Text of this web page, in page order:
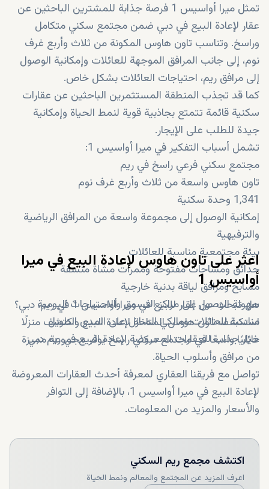
تمثل ميرا أواسيس 1 فرصة جذابة للمشترين الباحثين عن
عقار لإعادة البيع في دبي ضمن مجتمع سكني متكامل
وراسخ. وتناسب تاون هاوس المكونة من ثلاث وأربع غرف
نوم، إلى جانب المرافق الموجهة للعائلات وإمكانية الوصول
إلى مرافق ريم، احتياجات العائلات بشكل خاص.
كما قد تجذب المنطقة المستثمرين الباحثين عن عقارات
سكنية قائمة تتمتع بجاذبية قوية لنمط الحياة وإمكانية
جيدة للطلب على الإيجار.
تشمل أسباب التفكير في ميرا أواسيس 1:
مجتمع سكني فرعي راسخ في ريم
تاون هاوس واسعة من ثلاث وأربع غرف نوم
1,341 وحدة سكنية
إمكانية الوصول إلى مجموعة واسعة من المرافق الرياضية
والترفيهية
بيئة مجتمعية مناسبة للعائلات
حدائق ومساحات مفتوحة وممرات مشاة منسقة
مسابح ومرافق لياقة بدنية خارجية
سهولة الوصول إلى مراكز التسوق والاحتياجات اليومية
مناسبة للعائلات ومالكي المنازل على المدى الطويل
خيار جذاب للعقارات المعروضة لإعادة البيع في ريم دبي
اعثر على تاون هاوس لإعادة البيع في ميرا
أواسيس 1
هل تبحث عن عقار للبيع في ميرا أواسيس 1 في ريم، دبي؟
استكشف تاون هاوس المتاحة لإعادة البيع واكتشف منزلًا
عائليًا واسعًا في مجتمع سكني راسخ يوفر مجموعة مميزة
من مرافق وأسلوب الحياة.
تواصل مع فريقنا العقاري لمعرفة أحدث العقارات المعروضة
لإعادة البيع في ميرا أواسيس 1، بالإضافة إلى التوافر
والأسعار والمزيد من المعلومات.
اكتشف مجمع ريم السكني
اعرف المزيد عن المجتمع والمعالم ونمط الحياة